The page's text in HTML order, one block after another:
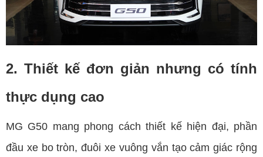
2. Thiết kế đơn giản nhưng có tính
thực dụng cao
MG G50 mang phong cách thiết kế hiện đại, phần
đầu xe bo tròn, đuôi xe vuông vắn tạo cảm giác rộng